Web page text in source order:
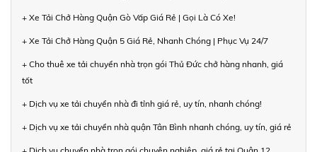
+ Xe Tải Chở Hàng Quận Gò Vấp Giá Rẻ | Gọi Là Có Xe!
+ Xe Tải Chở Hàng Quận 5 Giá Rẻ, Nhanh Chóng | Phục Vụ 24/7
+ Cho thuê xe tải chuyển nhà trọn gói Thủ Đức chở hàng nhanh, giá
tốt
+ Dịch vụ xe tải chuyển nhà đi tỉnh giá rẻ, uy tín, nhanh chóng!
+ Dịch vụ xe tải chuyển nhà quận Tân Bình nhanh chóng, uy tín, giá rẻ